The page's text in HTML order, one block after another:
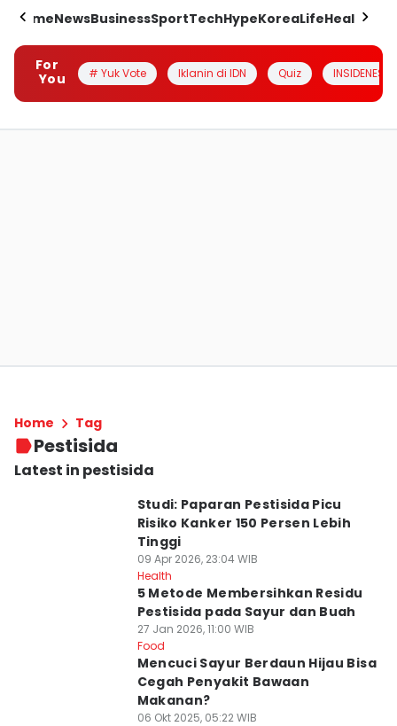
HomeNewsBusinessSportTechHypeKoreaLifeHealth
For
You
# Yuk Vote Iklanin di IDN Quiz INSIDENESIA
Home Tag
Pestisida
Latest in pestisida
Studi: Paparan Pestisida Picu
Risiko Kanker 150 Persen Lebih
Tinggi
09 Apr 2026, 23:04 WIB
Health
5 Metode Membersihkan Residu
Pestisida pada Sayur dan Buah
27 Jan 2026, 11:00 WIB
Food
Mencuci Sayur Berdaun Hijau Bisa
Cegah Penyakit Bawaan
Makanan?
06 Okt 2025, 05:22 WIB